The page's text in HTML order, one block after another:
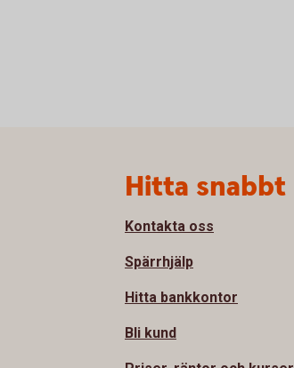
Hitta snabbt
Kontakta oss
Spärrhjälp
Hitta bankkontor
Bli kund